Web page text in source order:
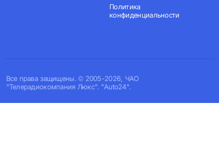
Все права защищены. © 2005-2026, ЧАО
"Телерадиокомпания Люкс". "Auto24".
Политика
конфиденциальности